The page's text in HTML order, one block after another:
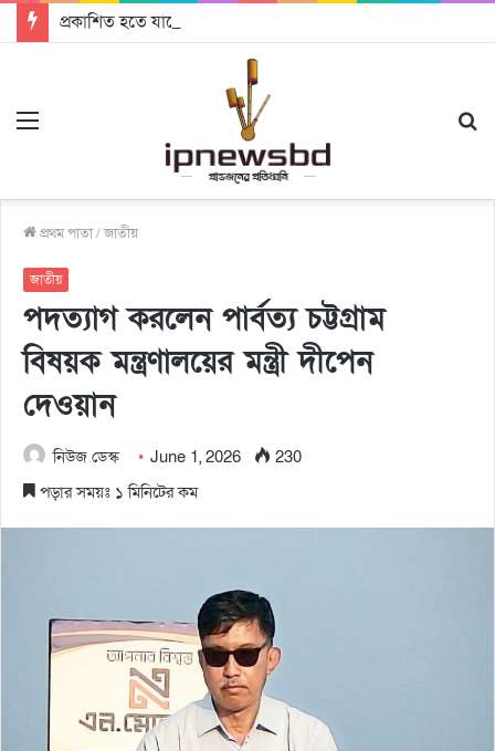
প্রকাশিত হতে যাচ্ছে দি রাবুগার নতুন গান ‘Baljanggi’
প্রথম পাতা/জাতীয়
জাতীয়
পদত্যাগ করলেন পার্বত্য চট্টগ্রাম
বিষয়ক মন্ত্রণালয়ের মন্ত্রী দীপেন
দেওয়ান
নিউজ ডেস্ক June 1, 2026
230
পড়ার সময়ঃ ১ মিনিটের কম